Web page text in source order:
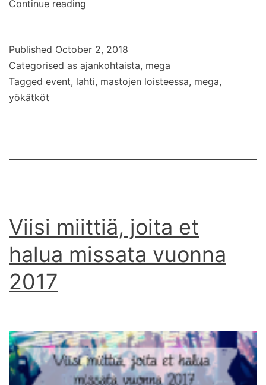
Continue reading
Lahden
suurtapahtuma
on
Published October 2, 2018
Categorised as ajankohtaista, mega
Tagged event, lahti, mastojen loisteessa, mega,
yökätköt
Viisi miittiä, joita et
halua missata vuonna
2017